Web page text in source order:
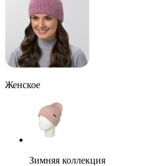
Женское
Зимняя коллекция